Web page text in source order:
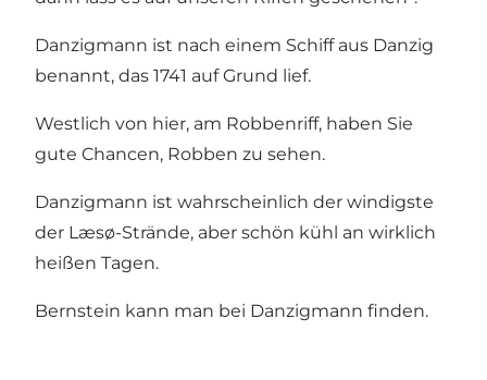
Danzigmann ist nach einem Schiff aus Danzig
benannt, das 1741 auf Grund lief.
Westlich von hier, am Robbenriff, haben Sie
gute Chancen, Robben zu sehen.
Danzigmann ist wahrscheinlich der windigste
der Læsø-Strände, aber schön kühl an wirklich
heißen Tagen.
Bernstein kann man bei Danzigmann finden.